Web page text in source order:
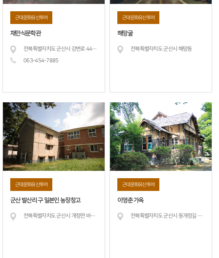
근대문화유산투어
채만식문학관
전북특별자치도 군산시 강변로 449 (내흥동) 채만식 문학관
063-454-7885
근대문화유산투어
해망굴
전북특별자치도 군산시 해망동
근대문화유산투어
군산 발산리 구 일본인 농장창고
전북특별자치도 군산시 개정면 바르메길 43
근대문화유산투어
이영춘 가옥
전북특별자치도 군산시 동개정길 7 (개정동)